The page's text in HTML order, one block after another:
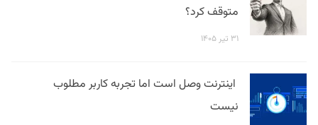
متوقف کرد؟
۳۱ تیر ۱۴۰۵
اینترنت وصل است اما تجربه کاربر مطلوب
نیست